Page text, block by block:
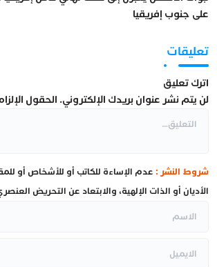
على جنوب إفريقيا
تعليقات
اترك تعليق
لن يتم نشر عنوان بريدك الإلكتروني. الحقول
شروط النشر : عدم الإساءة للكاتب أو للأشخاص أو
الأديان أو الذات الإلهية، والابتعاد عن التحريض